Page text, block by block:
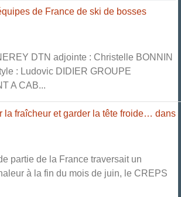
de France de ski de bosses
DTN adjointe : Christelle BONNIN
: Ludovic DIDIER GROUPE
A CAB...
la fraîcheur et garder la tête froide… dans
partie de la France traversait un
à la fin du mois de juin, le CREPS